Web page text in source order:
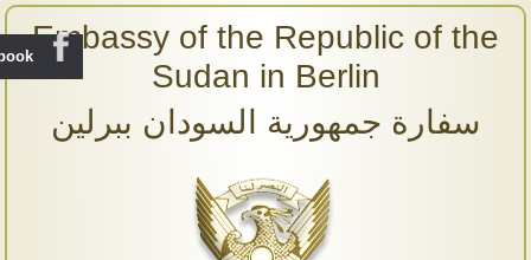
Embassy of the Republic of the
Sudan in Berlin
سفارة جمهورية السودان ببرلين